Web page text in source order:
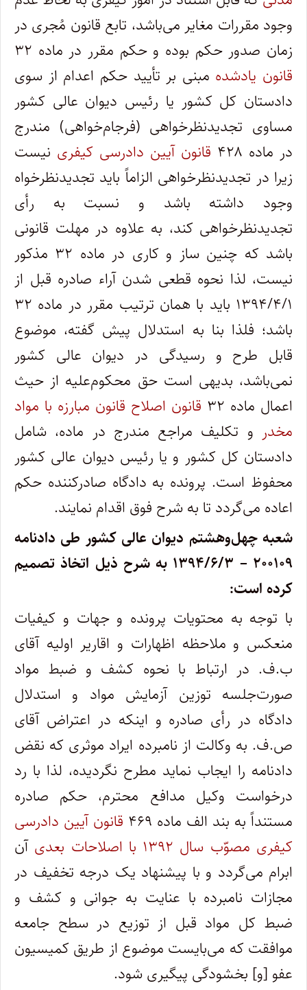
وجود مقررات مغایر می‌باشد، تابع قانون مُجری در
زمان صدور حکم بوده و حکم مقرر در ماده ۳۲
قانون یادشده مبنی بر تأیید حکم اعدام از سوی
دادستان کل کشور یا رئیس دیوان عالی کشور
مساوی تجدیدنظرخواهی (فرجام‌خواهی) مندرج
در ماده ۴۲۸
قانون آیین دادرسی کیفری نیست
زیرا در تجدیدنظرخواهی الزاماً باید تجدیدنظرخواه
وجود داشته باشد و نسبت به رأی
تجدیدنظرخواهی کند، به علاوه در مهلت قانونی
باشد که چنین ساز و کاری در ماده ۳۲ مذکور
نیست، لذا نحوه قطعی شدن آراء صادره قبل از
۱۳۹۴/۴/۱ باید با همان ترتیب مقرر در ماده ۳۲
باشد؛ فلذا بنا به استدلال پیش گفته، موضوع
قابل طرح و رسیدگی در دیوان عالی کشور
نمی‌باشد، بدیهی است حق محکوم‌علیه از حیث
اعمال ماده ۳۲
قانون اصلاح قانون مبارزه با مواد
مخدر و تکلیف مراجع مندرج در ماده، شامل
دادستان کل کشور و یا رئیس دیوان عالی کشور
محفوظ است. پرونده به دادگاه صادرکننده حکم
اعاده می‌گردد تا به شرح فوق اقدام نمایند.
شعبه چهل‌وهشتم دیوان عالی کشور طی دادنامه
۲۰۰۱۰۹ – ۱۳۹۴/۶/۳ به شرح ذیل اتخاذ تصمیم
کرده است:
با توجه به محتویات پرونده و جهات و کیفیات
منعکس و ملاحظه اظهارات و اقاریر اولیه آقای
ب.ف. در ارتباط با نحوه کشف و ضبط مواد
صورت‌جلسه توزین آزمایش مواد و استدلال
دادگاه در رأی صادره و اینکه در اعتراض آقای
ص.ف. به وکالت از نامبرده ایراد موثری که نقض
دادنامه را ایجاب نماید مطرح نگردیده، لذا با رد
درخواست وکیل مدافع محترم، حکم صادره
مستنداً به بند الف ماده ۴۶۹
قانون آیین دادرسی
کیفری مصوّب سال ۱۳۹۲ با اصلاحات بعدی
آن
ابرام می‌گردد و با پیشنهاد یک درجه تخفیف در
مجازات نامبرده با عنایت به جوانی و کشف و
ضبط کل مواد قبل از توزیع در سطح جامعه
موافقت که می‌بایست موضوع از طریق کمیسیون
عفو [و] بخشودگی پیگیری شود.